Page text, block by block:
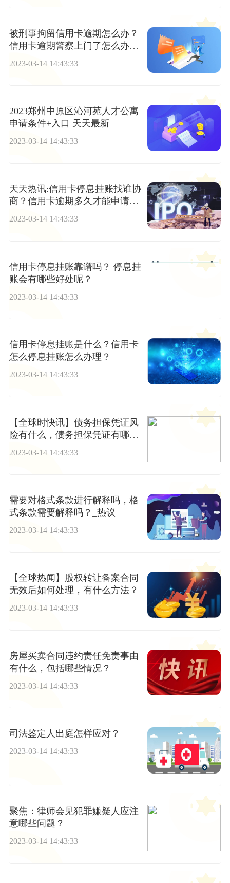
被刑事拘留信用卡逾期怎么办？
信用卡逾期警察上门了怎么办? |
2023-03-14 14:43:33
2023郑州中原区沁河苑人才公寓
申请条件+入口 天天最新
2023-03-14 14:43:33
天天热讯:信用卡停息挂账找谁协
商？信用卡逾期多久才能申请停
息挂账？
2023-03-14 14:43:33
信用卡停息挂账靠谱吗？ 停息挂
账会有哪些好处呢？
2023-03-14 14:43:33
信用卡停息挂账是什么？信用卡
怎么停息挂账怎么办理？
2023-03-14 14:43:33
【全球时快讯】债务担保凭证风
险有什么，债务担保凭证有哪些
2023-03-14 14:43:33
需要对格式条款进行解释吗，格
式条款需要解释吗？_热议
2023-03-14 14:43:33
【全球热闻】股权转让备案合同
无效后如何处理，有什么方法？
2023-03-14 14:43:33
房屋买卖合同违约责任免责事由
有什么，包括哪些情况？
2023-03-14 14:43:33
司法鉴定人出庭怎样应对？
2023-03-14 14:43:33
聚焦：律师会见犯罪嫌疑人应注
意哪些问题？
2023-03-14 14:43:33